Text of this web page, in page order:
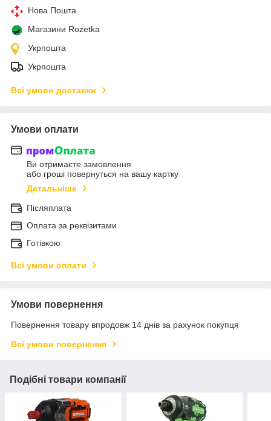
Нова Пошта
Магазини Rozetka
Укрпошта
Укрпошта
Всі умови доставки
Умови оплати
Ви отримаєте замовлення
або гроші повернуться на вашу картку
Детальніше
Післяплата
Оплата за реквізитами
Готівкою
Всі умови оплати
Умови повернення
Повернення товару впродовж 14 днів за рахунок покупця
Всі умови повернення
Подібні товари компанії